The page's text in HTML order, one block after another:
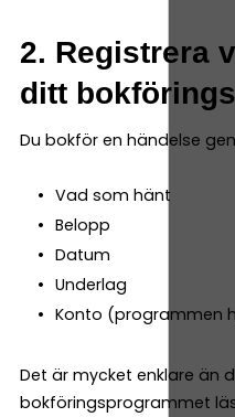
2. Registrera
ditt
Du bokför en händelse
Vad som hänt
Belopp
Datum
Underlag
Konto (programmen
Det är mycket enklare än
bokföringsprogrammet